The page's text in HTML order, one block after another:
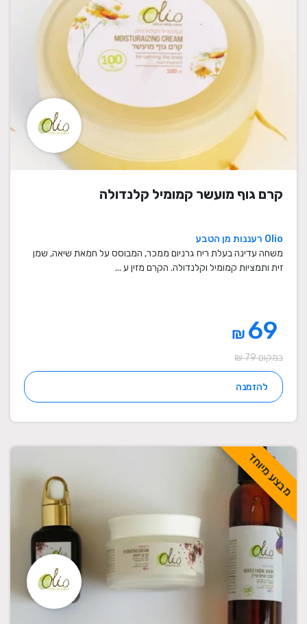
קרם גוף מועשר קמומיל קלנדולה
Olio רעננות מן הטבע
משחה עדינה בעלת ריח גרניום ממכר, המבוסס על חמאת שיאה, שמן
זית ותמציות קמומיל וקלנדולה. הקרם מזין ע ...
₪
במקום 79 ₪
להזמנה
מבצע מיוחד